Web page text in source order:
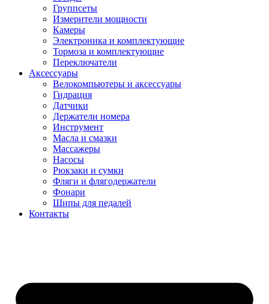
Группсеты
Измерители мощности
Камеры
Электроника и комплектующие
Тормоза и комплектующие
Переключатели
Аксессуары
Велокомпьютеры и аксессуары
Гидрация
Датчики
Держатели номера
Инструмент
Масла и смазки
Массажеры
Насосы
Рюкзаки и сумки
Фляги и флягодержатели
Фонари
Шипы для педалей
Контакты